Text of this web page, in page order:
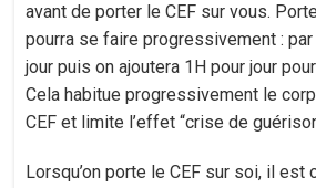
avant de porter le CEF sur vous.
pourra se faire progressivement :
jour puis on ajoutera 1H pour jour
Cela habitue progressivement le
CEF et limite l’effet “crise de
Lorsqu’on porte le CEF sur soi, il est